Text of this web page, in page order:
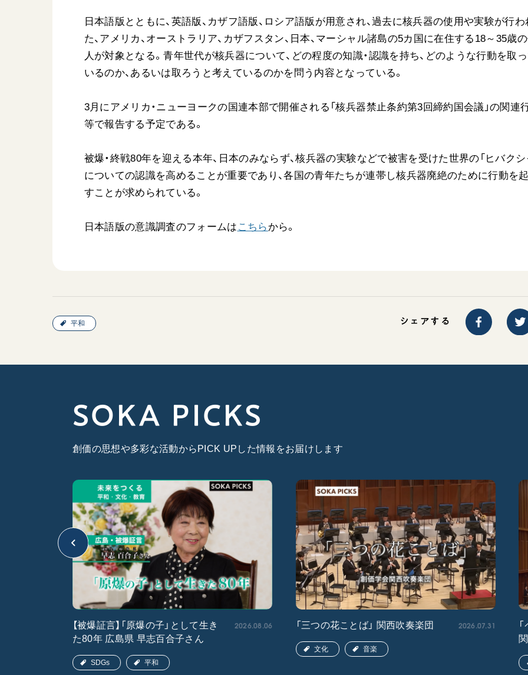
日本語版とともに、英語版、カザフ語版、ロシア語版が用意され、過去に核兵器の使用や実験が行わ
た、アメリカ、オーストラリア、カザフスタン、日本、マーシャル諸島の5カ国に在住する18～35歳
人が対象となる。青年世代が核兵器について、どの程度の知識・認識を持ち、どのような行動を取
いるのか、あるいは取ろうと考えているのかを問う内容となっている。
3月にアメリカ・ニューヨークの国連本部で開催される「核兵器禁止条約第3回締約国会議」の関連
等で報告する予定である。
被爆・終戦80年を迎える本年、日本のみならず、核兵器の実験などで被害を受けた世界の「ヒバクシ
についての認識を高めることが重要であり、各国の青年たちが連帯し核兵器廃絶のために行動を
すことが求められている。
日本語版の意識調査のフォームは こちら から。
平和 シェアする
SOKA PICKS
創価の思想や多彩な活動からPICK UPした情報をお届けします
【被爆証言】「原爆の子」として生き
た80年 広島県 早志百合子さん
2026.08.06
SDGs 平和
「三つの花ことば」 関西吹奏楽団 2026.07.31
文化 音楽